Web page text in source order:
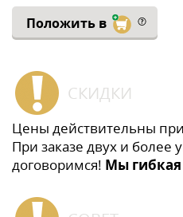
Положить в
СКИДКИ
Цены действительны
При заказе двух и более
договоримся! Мы